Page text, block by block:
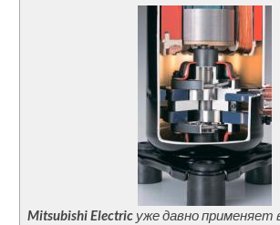
Mitsubishi Electric уже давно применяет